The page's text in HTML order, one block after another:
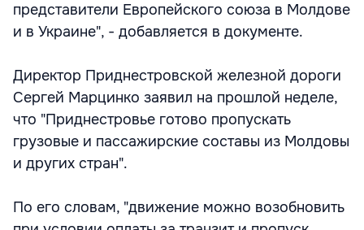
представители Европейского союза в Молдове
и в Украине", - добавляется в документе.
Директор Приднестровской железной дороги
Сергей Марцинко заявил на прошлой неделе,
что "Приднестровье готово пропускать
грузовые и пассажирские составы из Молдовы
и других стран".
По его словам, "движение можно возобновить